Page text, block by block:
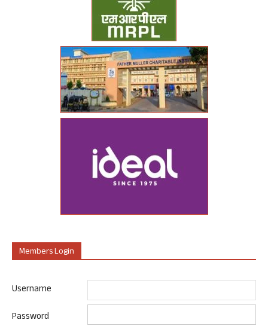
Members Login
Username
Password